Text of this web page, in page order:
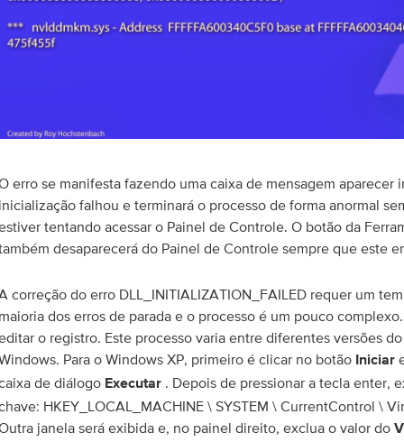
erro se manifesta fazendo uma caixa de mensagem aparecer
falhou e terminará o processo de forma anormal
tentando acessar o Painel de Controle. O botão da
desaparecerá do Painel de Controle sempre que este
correção do erro DLL_INITIALIZATION_FAILED requer um
dos erros de parada e o processo é um pouco
o registro. Este processo varia entre diferentes versões
Para o Windows XP, primeiro é clicar no botão Iniciar
de diálogo Executar . Depois de pressionar a tecla enter,
HKEY_LOCAL_MACHINE \ SYSTEM \ CurrentControl \
janela será exibida e, no painel direito, exclua o valor do